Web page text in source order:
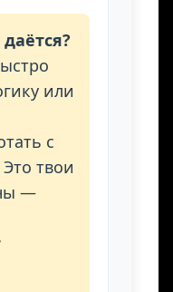
или
с
твои
—